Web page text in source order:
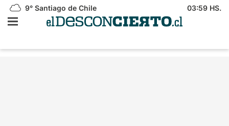
9° Santiago de Chile 03:59 HS.